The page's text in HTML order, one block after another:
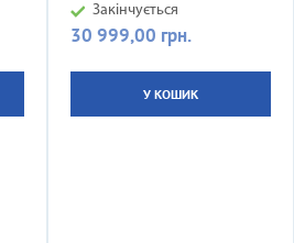
Закінчується
Ціна
30 999,00 грн.
У КОШИК